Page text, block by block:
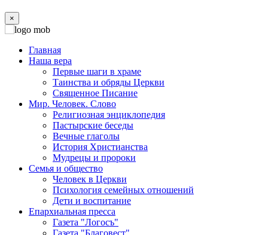
×
Главная
Наша вера
Первые шаги в храме
Таинства и обряды Церкви
Священное Писание
Мир. Человек. Слово
Религиозная энциклопедия
Пастырские беседы
Вечные глаголы
История Христианства
Мудрецы и пророки
Семья и общество
Человек в Церкви
Психология семейных отношений
Дети и воспитание
Епархиальная пресса
Газета "Логосъ"
Газета "Благовест"